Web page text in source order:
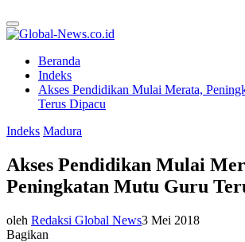
Primary
Menu
Beranda
Indeks
Akses Pendidikan Mulai Merata,
Terus Dipacu
Indeks Madura
Akses Pendidikan Mulai
Peningkatan Mutu Guru
oleh Redaksi Global News3 Mei 2018
Bagikan